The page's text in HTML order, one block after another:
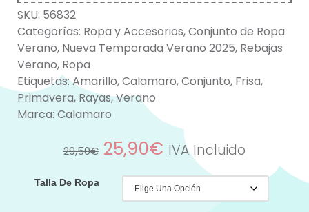
SKU: 56832
Categorías: Ropa y Accesorios,Conjunto de Ropa
Verano, Nueva Temporada Verano 2025, Rebajas
Verano, Ropa
Etiquetas:Amarillo,Calamaro,Conjunto, Frisa,
Primavera, Rayas,Verano
Marca: Calamaro
29,50€ 25,90€ IVA Incluido
Talla De Ropa